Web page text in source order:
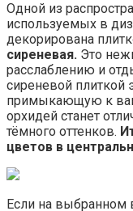
Одной из
используемых в
декорирована
сиреневая. Это
расслаблению и
сиреневой плиткой
примыкающую к
орхидей станет
тёмного оттенков.
цветов в
Если на выбранном